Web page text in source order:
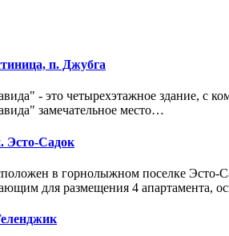
п. Джубга
- это четырехэтажное здание, с
замечательное место…
Эсто-Садок
в горнолыжном поселке Эсто-
для размещения 4 апартамента,